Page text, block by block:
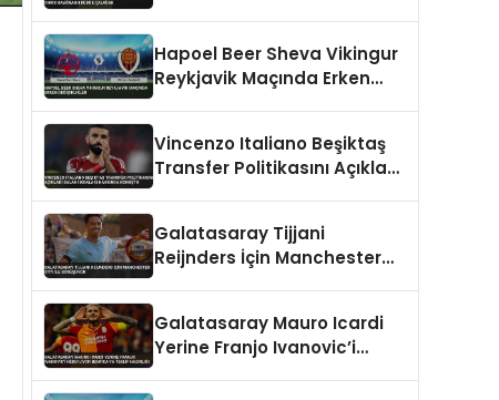
Hapoel Beer Sheva Vikingur
Reykjavik Maçında Erken
Vincenzo Italiano Beşiktaş
Transfer Politikasını Açıkladı
Galatasaray Tijjani
Reijnders İçin Manchester
Galatasaray Mauro Icardi
Yerine Franjo Ivanovic’i